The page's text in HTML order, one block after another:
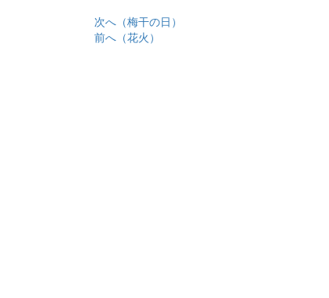
次へ（梅干の日）
前へ（花火）